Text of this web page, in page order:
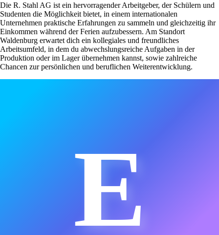
Die R. Stahl AG ist ein hervorragender Arbeitgeber, der Schülern und
Studenten die Möglichkeit bietet, in einem internationalen
Unternehmen praktische Erfahrungen zu sammeln und gleichzeitig ihr
Einkommen während der Ferien aufzubessern. Am Standort
Waldenburg erwartet dich ein kollegiales und freundliches
Arbeitsumfeld, in dem du abwechslungsreiche Aufgaben in der
Produktion oder im Lager übernehmen kannst, sowie zahlreiche
Chancen zur persönlichen und beruflichen Weiterentwicklung.
E